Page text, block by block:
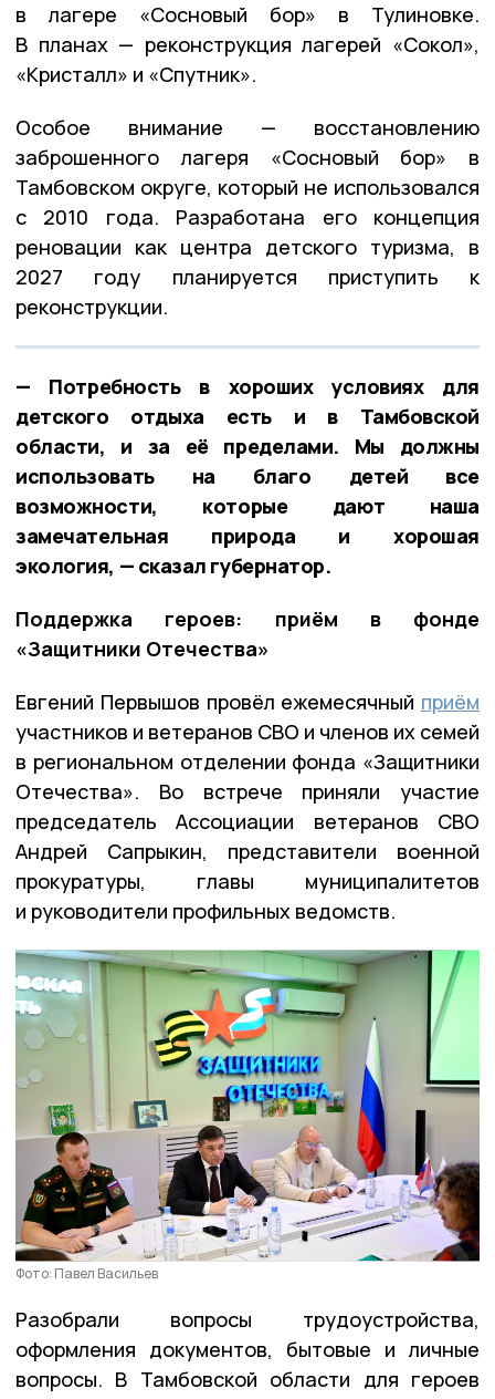
в лагере «Сосновый бор» в Тулиновке.
В планах — реконструкция лагерей «Сокол»,
«Кристалл» и «Спутник».
Особое внимание — восстановлению
заброшенного лагеря «Сосновый бор» в
Тамбовском округе, который не использовался
с 2010 года. Разработана его концепция
реновации как центра детского туризма, в
2027 году планируется приступить к
реконструкции.
— Потребность в хороших условиях для
детского отдыха есть и в Тамбовской
области, и за её пределами. Мы должны
использовать на благо детей все
возможности, которые дают наша
замечательная природа и хорошая
экология, — сказал губернатор.
Поддержка героев: приём в фонде
«Защитники Отечества»
Евгений Первышов провёл ежемесячный приём
участников и ветеранов СВО и членов их семей
в региональном отделении фонда «Защитники
Отечества». Во встрече приняли участие
председатель Ассоциации ветеранов СВО
Андрей Сапрыкин, представители военной
прокуратуры, главы муниципалитетов
и руководители профильных ведомств.
Фото: Павел Васильев
Разобрали вопросы трудоустройства,
оформления документов, бытовые и личные
вопросы. В Тамбовской области для героев